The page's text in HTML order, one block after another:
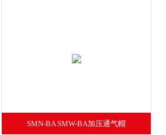
SMN-BA SMW-BA加压通气帽